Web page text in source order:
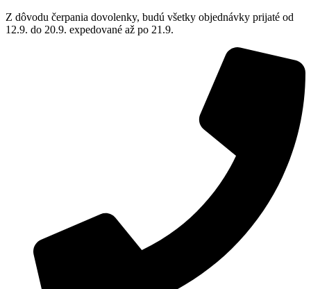
Z dôvodu čerpania dovolenky, budú všetky objednávky prijaté od
12.9. do 20.9. expedované až po 21.9.